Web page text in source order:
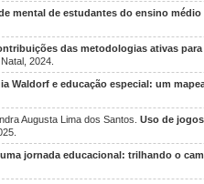
mental de estudantes do ensino
das metodologias ativas
, Natal, 2024.
Waldorf e educação especial: um
Augusta Lima dos Santos. Uso de
jornada educacional: trilhando o